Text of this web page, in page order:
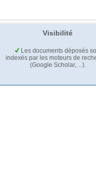
Visibilité
Les documents déposés
indexés par les moteurs de
(Google Scholar,…).